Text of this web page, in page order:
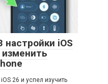
iOS
26 и успел изучить